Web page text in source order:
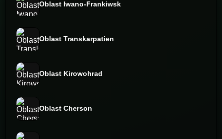
Oblast Iwano-Frankiwsk
Oblast Transkarpatien
Oblast Kirowohrad
Oblast Cherson